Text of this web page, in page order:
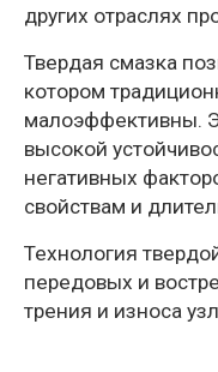
других отраслях
Твердая смазка
котором
малоэффективны.
высокой
негативных
свойствам и
Технология
передовых и
трения и износа